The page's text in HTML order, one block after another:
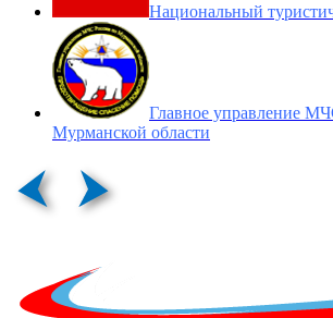
Национальный
Главное управление
Мурманской области